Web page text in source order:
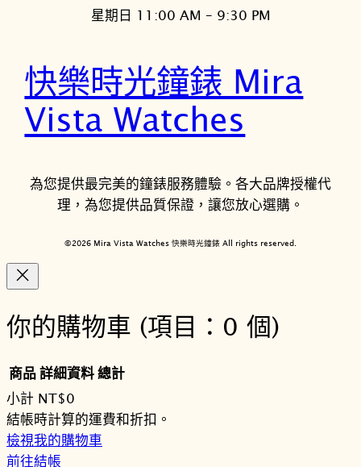
星期日 11:00 AM – 9:30 PM
快樂時光鐘錶 Mira
Vista Watches
為您提供最完美的鐘錶服務體驗。各大品牌授權代
理，為您提供品質保證，讓您放心選購。
©2026 Mira Vista Watches 快樂時光鐘錶 All rights reserved.
你的購物車 (項目：0 個)
購
物
商品詳細資料總計
小計 NT$0
結帳時計算的運費和折扣。
檢視我的購物車
前往結帳